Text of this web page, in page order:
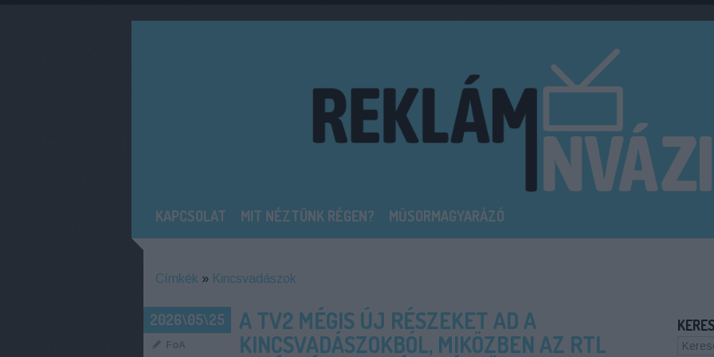
KAPCSOLAT MIT NÉZTÜNK RÉGEN? MŰSORMAGYARÁZÓ
Címkék » Kincsvadászok
2026\05\25
FoA
A TV2 MÉGIS ÚJ RÉSZEKET AD A
KINCSVADÁSZOKBÓL, MIKÖZBEN AZ RTL